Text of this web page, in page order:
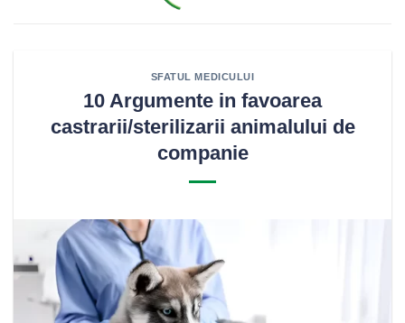
SFATUL MEDICULUI
10 Argumente in favoarea
castrarii/sterilizarii animalului de
companie